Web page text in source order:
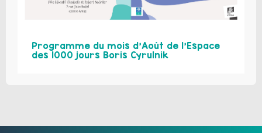
Programme du mois d’Août de l’Espace
des 1000 jours Boris Cyrulnik